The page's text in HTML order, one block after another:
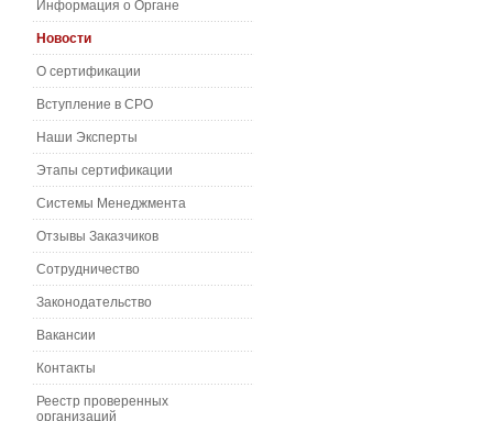
Информация о Органе
Новости
О сертификации
Вступление в СРО
Наши Эксперты
Этапы сертификации
Системы Менеджмента
Отзывы Заказчиков
Сотрудничество
Законодательство
Вакансии
Контакты
Реестр проверенных
организаций